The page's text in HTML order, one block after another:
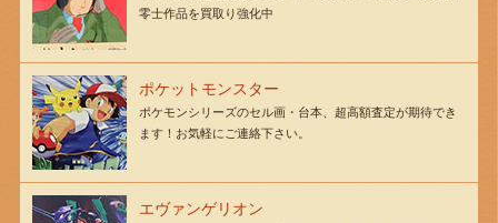
零士作品を買取り強化中
ポケットモンスター
ポケモンシリーズのセル画・台本、超高額査定が期待でき
ます！お気軽にご連絡下さい。
エヴァンゲリオン